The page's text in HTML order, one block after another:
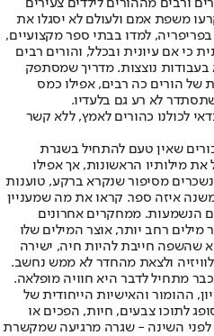
ורבים מההורים לילדים צעירים
משפת אמם ולעולם לא יסגלו את
למדו בבתי ספר מקצועיים,
כי אם עיונית ובכלל, והורים רבים
בעבודות נוצצות. מדריך שמסתפק
של הורים כה רבים, אפילו כמס
לא רע גם בלעדיו.
לכולנו כהורים לאמץ, ללא קשר
שאין טעם להתחיל בשגרת
מילותיו הראשונות, אך אפילו
נשכרים מסיפור שנקרא ברקע, טוענות
משנה איזה ספר. קראו את מה שמעניין
הנשמעות. ממחקרים אחרונים
רחב יותר, אוצר המילים שלו
שהשפה חייבת להיות חיה, ישירה
ולצאת מהחדר לא ממש נחשב.
מתחיל לדבר היא חוויה מופלאה.
ההומור והאישיות הייחודית של
לתוכו צבעים, חיות, הפכים או
לפני השינה - שגרה מרגיעה שמקשרת